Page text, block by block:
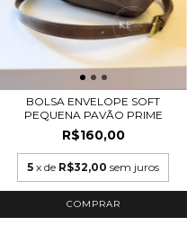
BOLSA ENVELOPE SOFT
PEQUENA PAVÃO PRIME
R$160,00
5 x de R$32,00 sem juros